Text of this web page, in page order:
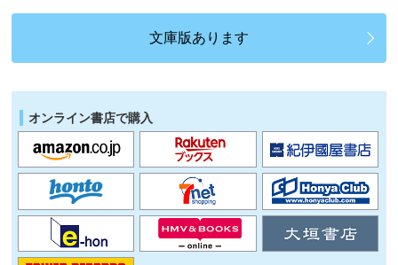
文庫版あります
オンライン書店で購入